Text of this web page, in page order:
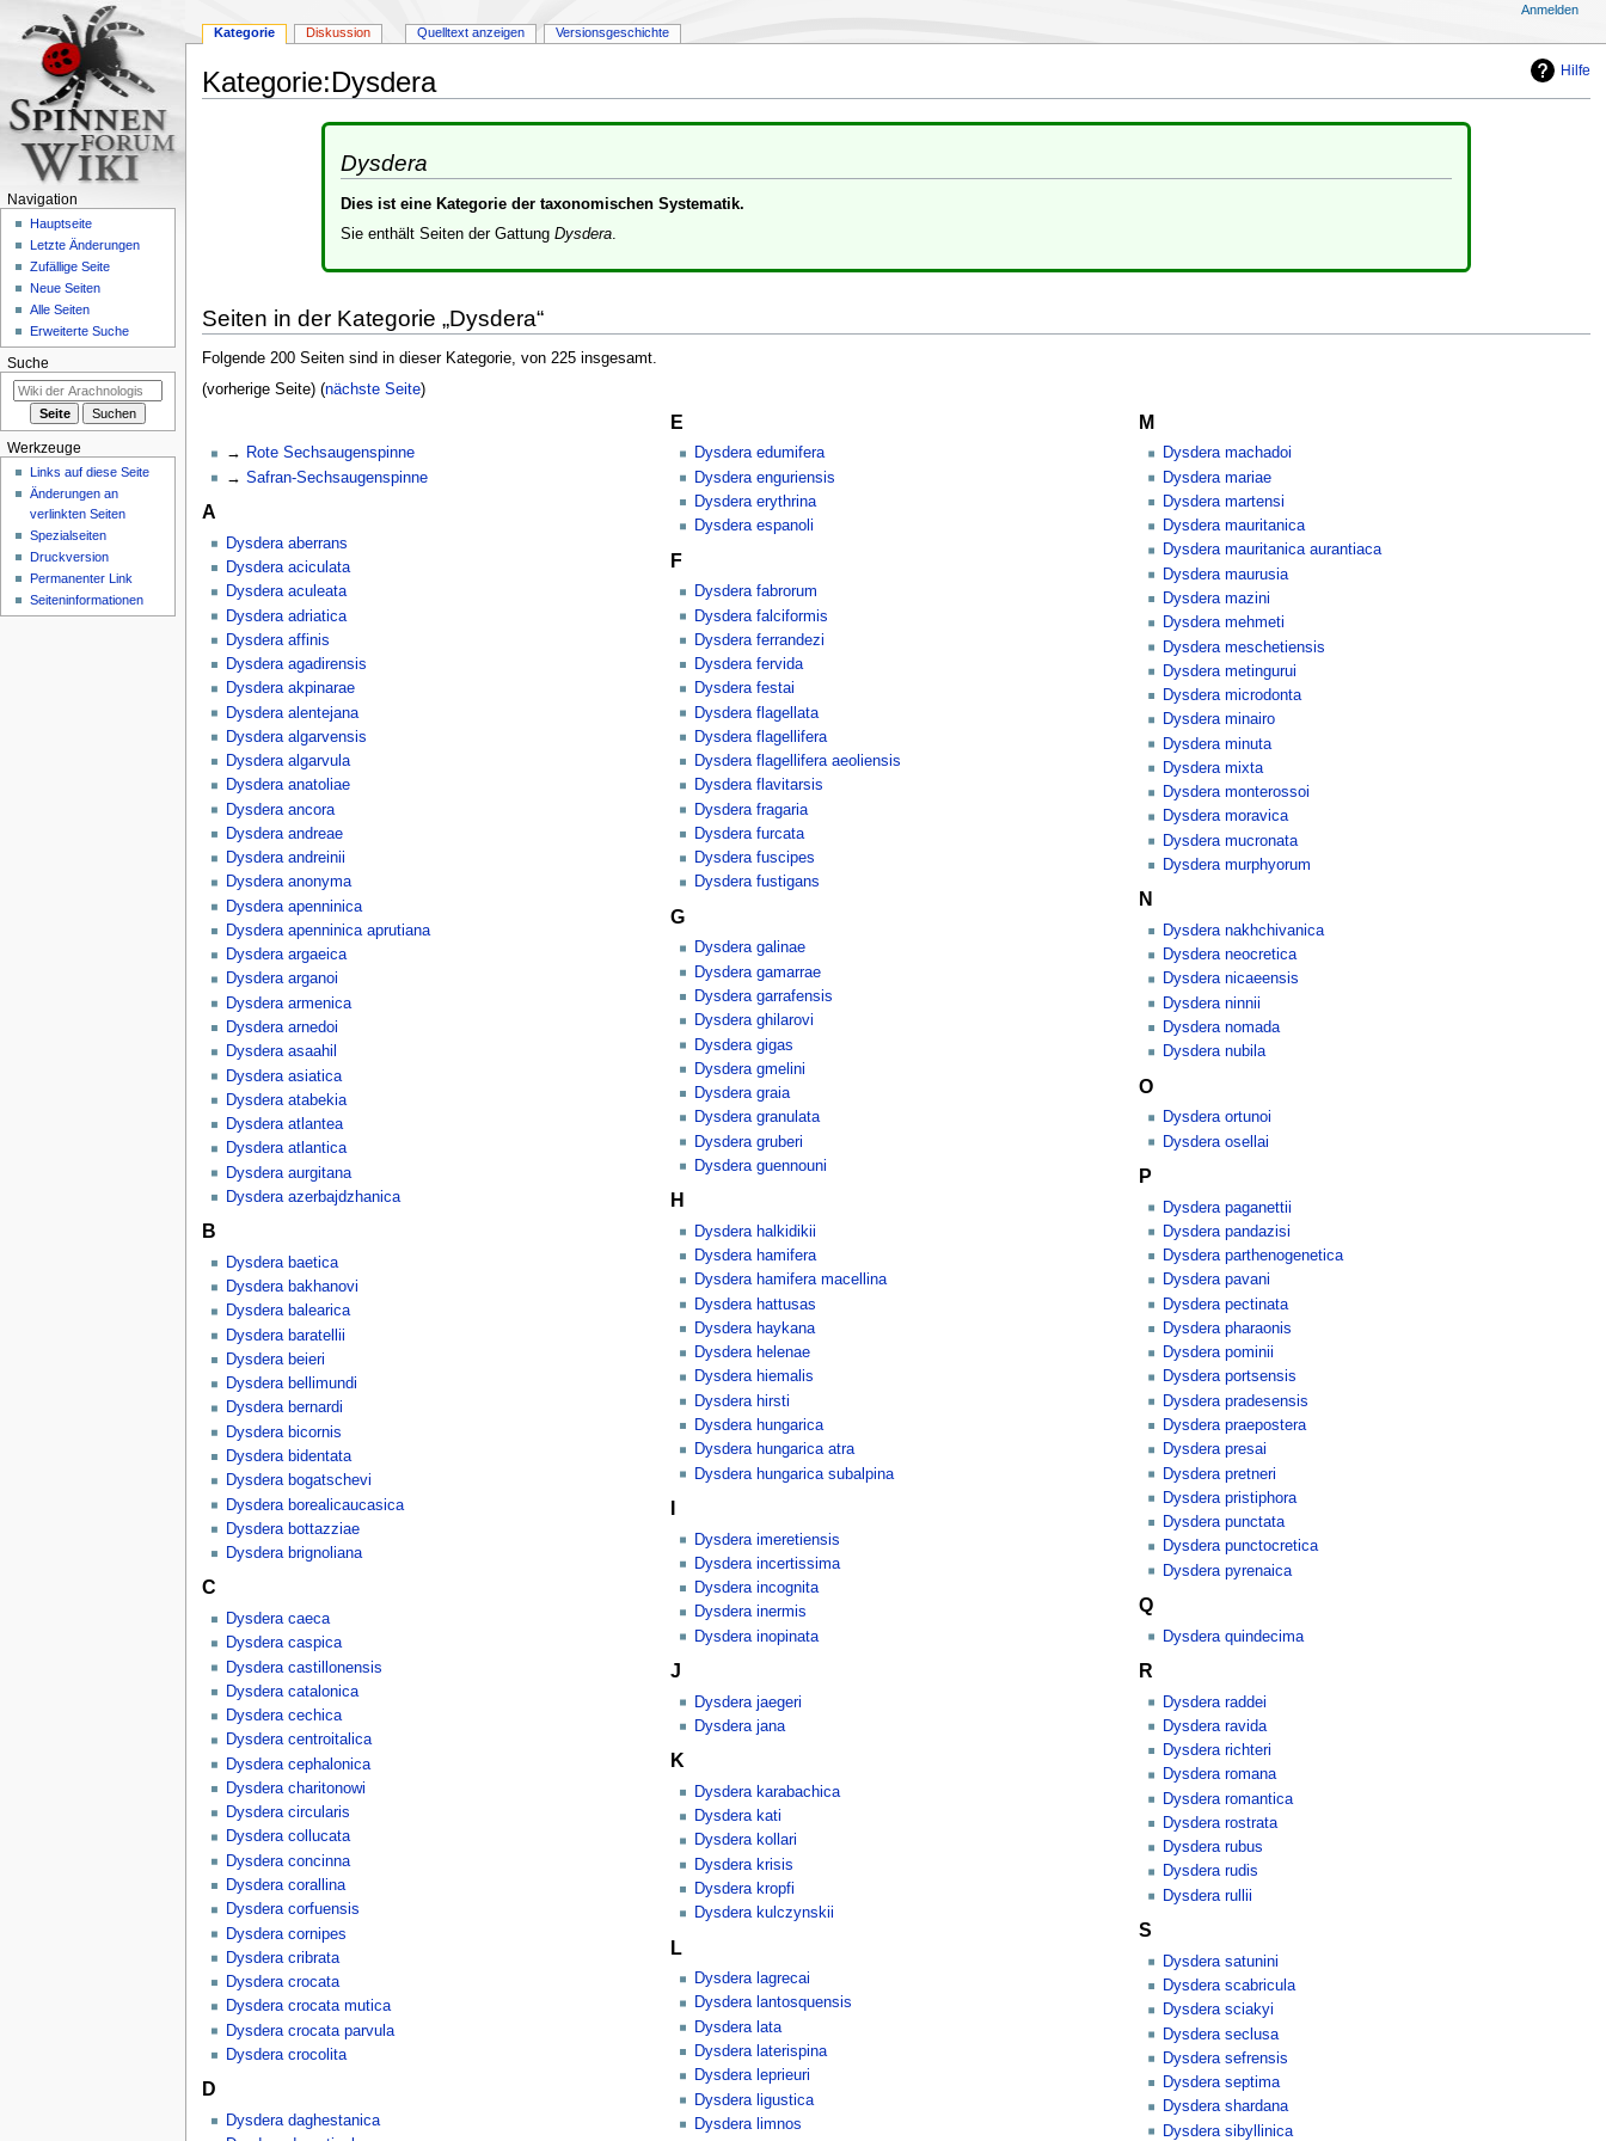
Hilfe
Kategorie:Dysdera
Dysdera
Dies ist eine Kategorie der taxonomischen Systematik.
Sie enthält Seiten der Gattung Dysdera.
Seiten in der Kategorie „Dysdera“
Folgende 200 Seiten sind in dieser Kategorie, von 225 insgesamt.
(vorherige Seite) (nächste Seite)
Rote Sechsaugenspinne
Safran-Sechsaugenspinne
A
Dysdera aberrans
Dysdera aciculata
Dysdera aculeata
Dysdera adriatica
Dysdera affinis
Dysdera agadirensis
Dysdera akpinarae
Dysdera alentejana
Dysdera algarvensis
Dysdera algarvula
Dysdera anatoliae
Dysdera ancora
Dysdera andreae
Dysdera andreinii
Dysdera anonyma
Dysdera apenninica
Dysdera apenninica aprutiana
Dysdera argaeica
Dysdera arganoi
Dysdera armenica
Dysdera arnedoi
Dysdera asaahil
Dysdera asiatica
Dysdera atabekia
Dysdera atlantea
Dysdera atlantica
Dysdera aurgitana
Dysdera azerbajdzhanica
B
Dysdera baetica
Dysdera bakhanovi
Dysdera balearica
Dysdera baratellii
Dysdera beieri
Dysdera bellimundi
Dysdera bernardi
Dysdera bicornis
Dysdera bidentata
Dysdera bogatschevi
Dysdera borealicaucasica
Dysdera bottazziae
Dysdera brignoliana
C
Dysdera caeca
Dysdera caspica
Dysdera castillonensis
Dysdera catalonica
Dysdera cechica
Dysdera centroitalica
Dysdera cephalonica
Dysdera charitonowi
Dysdera circularis
Dysdera collucata
Dysdera concinna
Dysdera corallina
Dysdera corfuensis
Dysdera cornipes
Dysdera cribrata
Dysdera crocata
Dysdera crocata mutica
Dysdera crocata parvula
Dysdera crocolita
D
Dysdera daghestanica
E
Dysdera edumifera
Dysdera enguriensis
Dysdera erythrina
Dysdera espanoli
F
Dysdera fabrorum
Dysdera falciformis
Dysdera ferrandezi
Dysdera fervida
Dysdera festai
Dysdera flagellata
Dysdera flagellifera
Dysdera flagellifera aeoliensis
Dysdera flavitarsis
Dysdera fragaria
Dysdera furcata
Dysdera fuscipes
Dysdera fustigans
G
Dysdera galinae
Dysdera gamarrae
Dysdera garrafensis
Dysdera ghilarovi
Dysdera gigas
Dysdera gmelini
Dysdera graia
Dysdera granulata
Dysdera gruberi
Dysdera guennouni
H
Dysdera halkidikii
Dysdera hamifera
Dysdera hamifera macellina
Dysdera hattusas
Dysdera haykana
Dysdera helenae
Dysdera hiemalis
Dysdera hirsti
Dysdera hungarica
Dysdera hungarica atra
Dysdera hungarica subalpina
I
Dysdera imeretiensis
Dysdera incertissima
Dysdera incognita
Dysdera inermis
Dysdera inopinata
J
Dysdera jaegeri
Dysdera jana
K
Dysdera karabachica
Dysdera kati
Dysdera kollari
Dysdera krisis
Dysdera kropfi
Dysdera kulczynskii
L
Dysdera lagrecai
Dysdera lantosquensis
Dysdera lata
Dysdera laterispina
Dysdera leprieuri
Dysdera ligustica
Dysdera limnos
M
Dysdera machadoi
Dysdera mariae
Dysdera martensi
Dysdera mauritanica
Dysdera mauritanica aurantiaca
Dysdera maurusia
Dysdera mazini
Dysdera mehmeti
Dysdera meschetiensis
Dysdera metingurui
Dysdera microdonta
Dysdera minairo
Dysdera minuta
Dysdera mixta
Dysdera monterossoi
Dysdera moravica
Dysdera mucronata
Dysdera murphyorum
N
Dysdera nakhchivanica
Dysdera neocretica
Dysdera nicaeensis
Dysdera ninnii
Dysdera nomada
Dysdera nubila
O
Dysdera ortunoi
Dysdera osellai
P
Dysdera paganettii
Dysdera pandazisi
Dysdera parthenogenetica
Dysdera pavani
Dysdera pectinata
Dysdera pharaonis
Dysdera pominii
Dysdera portsensis
Dysdera pradesensis
Dysdera praepostera
Dysdera presai
Dysdera pretneri
Dysdera pristiphora
Dysdera punctata
Dysdera punctocretica
Dysdera pyrenaica
Q
Dysdera quindecima
R
Dysdera raddei
Dysdera ravida
Dysdera richteri
Dysdera romana
Dysdera romantica
Dysdera rostrata
Dysdera rubus
Dysdera rudis
Dysdera rullii
S
Dysdera satunini
Dysdera scabricula
Dysdera sciakyi
Dysdera seclusa
Dysdera sefrensis
Dysdera septima
Dysdera shardana
Dysdera sibyllinica
Kategorie Diskussion Quelltext anzeigen Versionsgeschichte
Anmelden
Navigation
Hauptseite
Letzte Änderungen
Zufällige Seite
Neue Seiten
Alle Seiten
Erweiterte Suche
Suche
Werkzeuge
Links auf diese Seite
Änderungen an
verlinkten Seiten
Spezialseiten
Druckversion
Permanenter Link
Seiten­­informationen